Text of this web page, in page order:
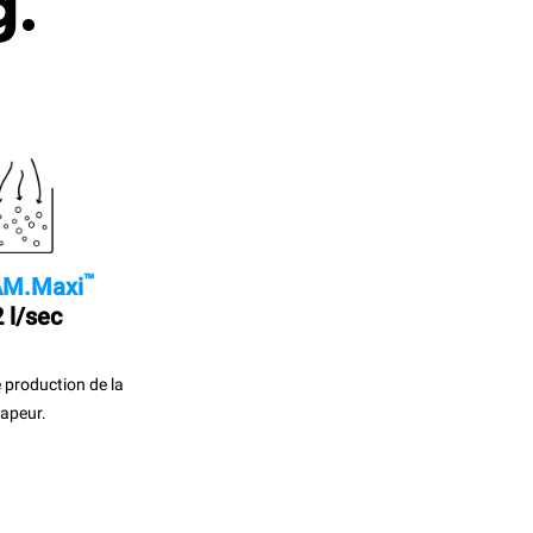
™
l/sec
production de la